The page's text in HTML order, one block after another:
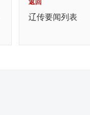
返回
辽传要闻列表